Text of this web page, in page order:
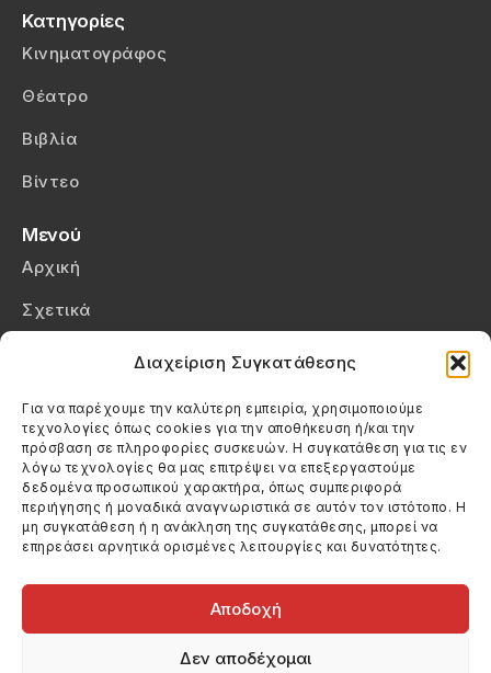
Διαχείριση Συγκατάθεσης
Για να παρέχουμε την καλύτερη εμπειρία, χρησιμοποιούμε
τεχνολογίες όπως cookies για την αποθήκευση ή/και την
πρόσβαση σε πληροφορίες συσκευών. Η συγκατάθεση για τις εν
λόγω τεχνολογίες θα μας επιτρέψει να επεξεργαστούμε
δεδομένα προσωπικού χαρακτήρα, όπως συμπεριφορά
περιήγησης ή μοναδικά αναγνωριστικά σε αυτόν τον ιστότοπο. Η
μη συγκατάθεση ή η ανάκληση της συγκατάθεσης, μπορεί να
επηρεάσει αρνητικά ορισμένες λειτουργίες και δυνατότητες.
Αποδοχή
Δεν αποδέχομαι
Κατηγορίες
Κινηματογράφος
Θέατρο
Βιβλία
Βίντεο
Μενού
Αρχική
Σχετικά
Πολιτική Cookies (ΕΕ)
Στοιχεία Επικοινωνίας
Καλεσέ μας
(+30) 6974123481
Στείλε μας email
info@filmandtheater.gr